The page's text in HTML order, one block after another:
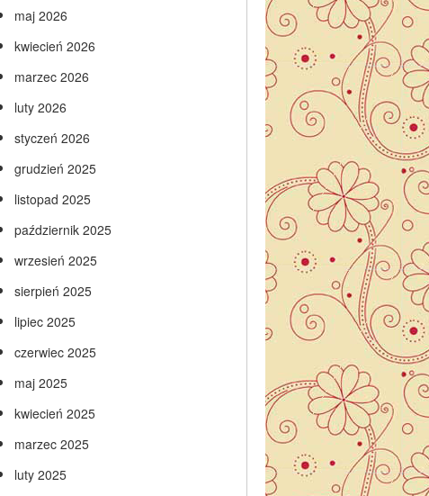
maj 2026
kwiecień 2026
marzec 2026
luty 2026
styczeń 2026
grudzień 2025
listopad 2025
październik 2025
wrzesień 2025
sierpień 2025
lipiec 2025
czerwiec 2025
maj 2025
kwiecień 2025
marzec 2025
luty 2025